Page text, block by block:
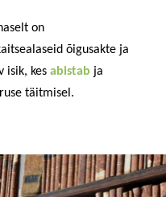
on
õigusakte ja
isik, kes abistab ja
täitmisel.